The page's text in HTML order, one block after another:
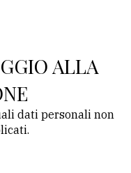
ALLA
dati personali non